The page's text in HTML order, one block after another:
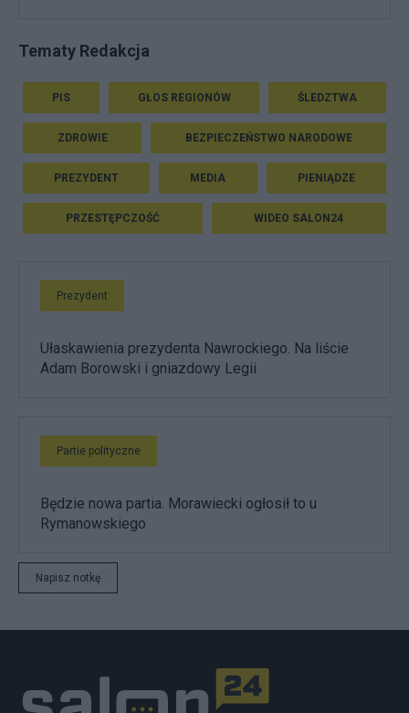
Tematy Redakcja
PIS GŁOS REGIONÓW ŚLEDZTWA
ZDROWIE BEZPIECZEŃSTWO NARODOWE
PREZYDENT MEDIA PIENIĄDZE
PRZESTĘPCZOŚĆ WIDEO SALON24
Prezydent
Ułaskawienia prezydenta Nawrockiego. Na liście
Adam Borowski i gniazdowy Legii
Partie polityczne
Będzie nowa partia. Morawiecki ogłosił to u
Rymanowskiego
Napisz notkę